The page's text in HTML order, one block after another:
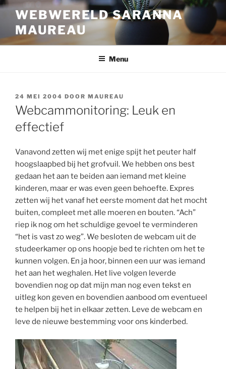
Ga
inhoud
WEBWERELD SARANNA
MAUREAU
Menu
GEPLAATST
OP
24 MEI 2004 DOOR MAUREAU
Webcammonitoring: Leuk en
effectief
Vanavond zetten wij met enige spijt het peuter half
hoogslaapbed bij het grofvuil. We hebben ons best
gedaan het aan te beiden aan iemand met kleine
kinderen, maar er was even geen behoefte. Expres
zetten wij het vanaf het eerste moment dat het mocht
buiten, compleet met alle moeren en bouten. “Ach”
riep ik nog om het schuldige gevoel te verminderen
“het is vast zo weg”. We besloten de webcam uit de
studeerkamer op ons hoopje bed te richten om het te
kunnen volgen. En ja hoor, binnen een uur was iemand
het aan het weghalen. Het live volgen leverde
bovendien nog op dat mijn man nog even tekst en
uitleg kon geven en bovendien aanbood om eventueel
te helpen bij het in elkaar zetten. Leve de webcam en
leve de nieuwe bestemming voor ons kinderbed.